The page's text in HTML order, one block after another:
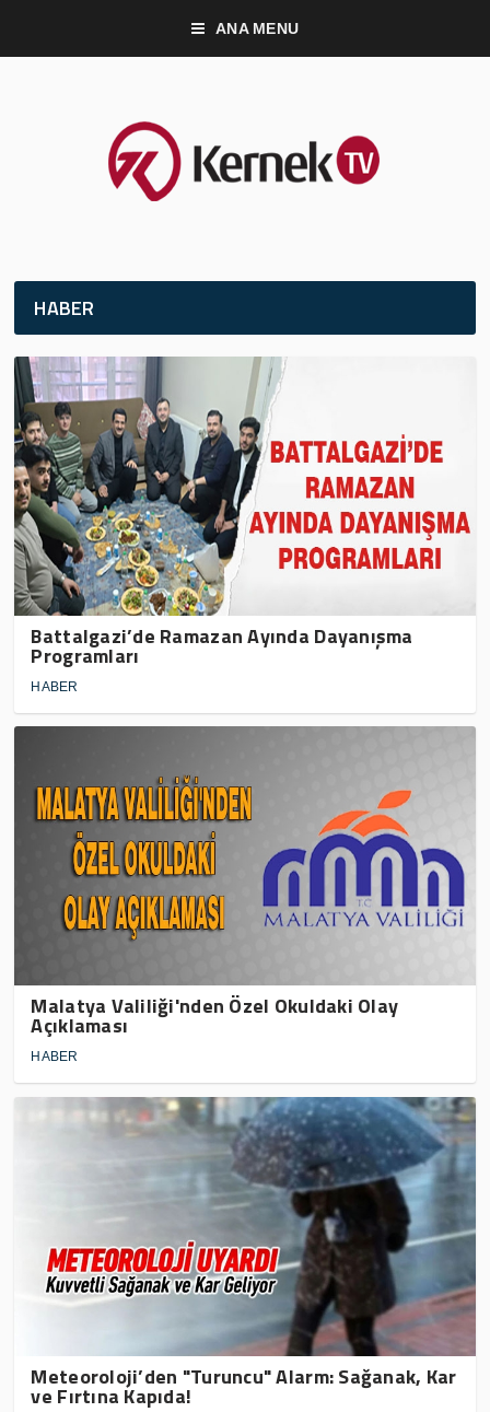
ANA MENU
HABER
Battalgazi’de Ramazan Ayında Dayanışma
Programları
HABER
Malatya Valiliği'nden Özel Okuldaki Olay
Açıklaması
HABER
Meteoroloji’den "Turuncu" Alarm: Sağanak, Kar
ve Fırtına Kapıda!